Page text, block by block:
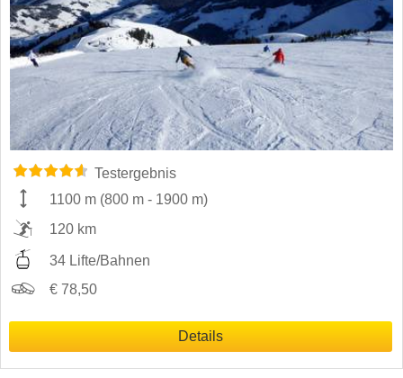
Testergebnis
1100 m (800 m - 1900 m)
120 km
34 Lifte/Bahnen
€ 78,50
Details